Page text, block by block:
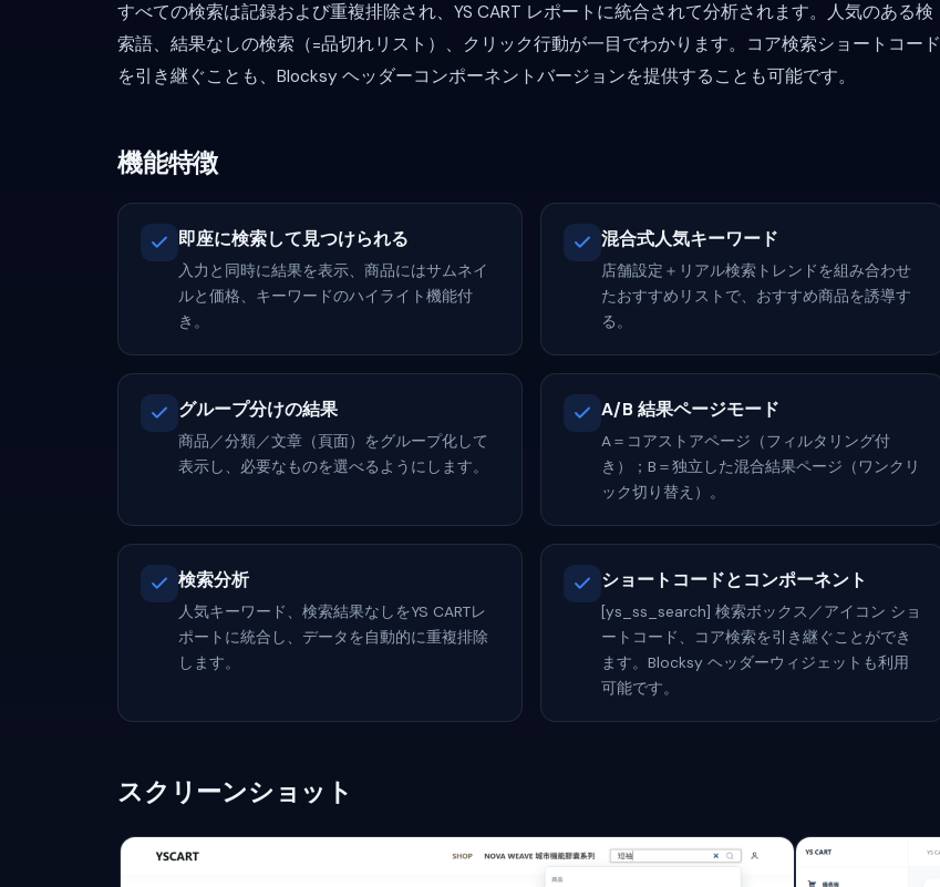
すべての検索は記録および重複排除され、YS CART レポートに統合されて分析されます。人気のある検
索語、結果なしの検索（=品切れリスト）、クリック行動が一目でわかります。コア検索ショートコード
を引き継ぐことも、Blocksy ヘッダーコンポーネントバージョンを提供することも可能です。
機能特徴
即座に検索して見つけられる
入力と同時に結果を表示、商品にはサムネイ
ルと価格、キーワードのハイライト機能付
き。
混合式人気キーワード
店舗設定＋リアル検索トレンドを組み合わせ
たおすすめリストで、おすすめ商品を誘導す
る。
グループ分けの結果
商品／分類／文章（頁面）をグループ化して
表示し、必要なものを選べるようにします。
A/B 結果ページモード
A＝コアストアページ（フィルタリング付
き）；B＝独立した混合結果ページ（ワンクリ
ック切り替え）。
検索分析
人気キーワード、検索結果なしをYS CARTレ
ポートに統合し、データを自動的に重複排除
します。
ショートコードとコンポーネント
[ys_ss_search] 検索ボックス／アイコン ショ
ートコード、コア検索を引き継ぐことができ
ます。Blocksy ヘッダーウィジェットも利用
可能です。
スクリーンショット